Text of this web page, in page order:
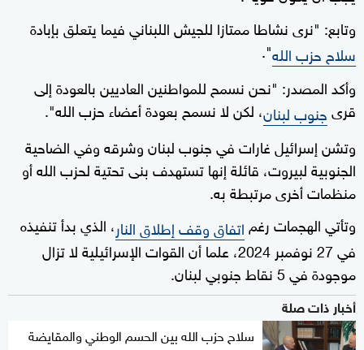
وتابع: "نرى نشاطا ممتازا للجيش اللبناني فيما يتعلق بإبادة
سلاح حزب الله".
وأكد المصدر: "نحن نسمح للمواطنين العاديين بالعودة إلى
قرىجنوب لبنان، لكن لا نسمح بعودة أعضاء حزب الله".
وتشن إسرائيل غارات في جنوب لبنان وشرقه وفي الضاحية
الجنوبية لبيروت، قائلة إنها تستهدف بنى تحتية لحزب الله أو
منظمات أخرى مرتبطة به.
وتأتي الهجمات رغم اتفاق وقف إطلاق النار، الذي بدأ تنفيذه
في 27 نوفمبر 2024، علما أن القوات الإسرائيلية لا تزال
موجودة في 5 نقاط جنوبي لبنان.
أخبار ذات صلة
سلاح حزب الله بين الحسم الوطني والمقايضة